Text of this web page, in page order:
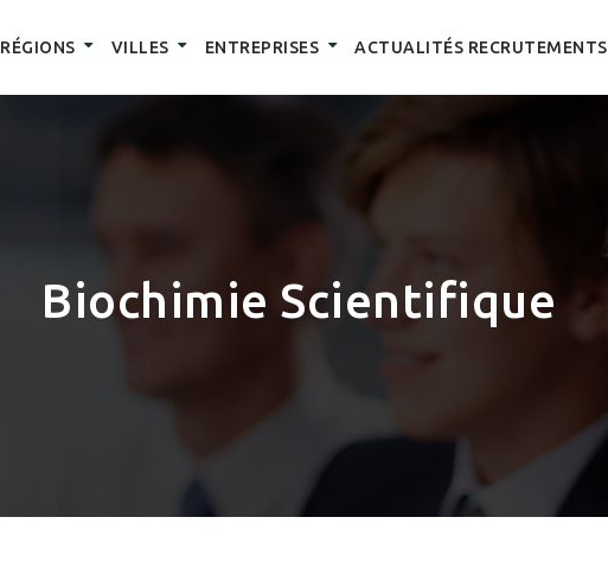
RÉGIONS VILLES ENTREPRISES ACTUALITÉS RECRUTEMENTS
Biochimie Scientifique